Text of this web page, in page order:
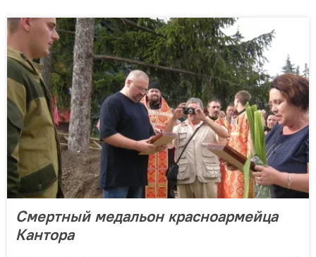
Смертный медальон красноармейца
Кантора